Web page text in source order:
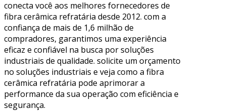
conecta você aos melhores fornecedores de
fibra cerâmica refratária desde 2012. com a
confiança de mais de 1,6 milhão de
compradores, garantimos uma experiência
eficaz e confiável na busca por soluções
industriais de qualidade. solicite um orçamento
no soluções industriais e veja como a fibra
cerâmica refratária pode aprimorar a
performance da sua operação com eficiência e
segurança.